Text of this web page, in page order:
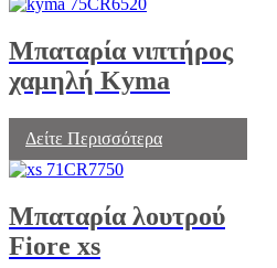
Μπαταρία νιπτήρος
χαμηλή Kyma
Δείτε Περισσότερα
Μπαταρία λουτρού
Fiore xs